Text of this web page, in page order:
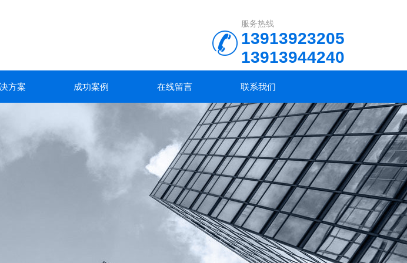
服务热线
13913923205
13913944240
方案 成功案例 在线留言 联系我们